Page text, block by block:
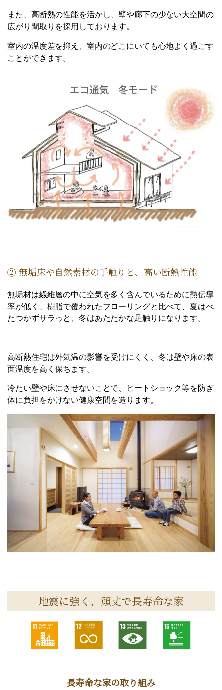
また、高断熱の性能を活かし、壁や廊下の少ない大空間の
広がり間取りを採用しております。
室内の温度差を抑え、室内のどこにいても心地よく過ごす
ことができます。
② 無垢床や自然素材の手触りと、高い断熱性能
無垢材は繊維層の中に空気を多く含んでいるために熱伝導
率が低く、樹脂で覆われたフローリングと比べて、夏はべ
たつかずサラっと、冬はあたたかな足触りになります。
高断熱住宅は外気温の影響を受けにくく、冬は壁や床の表
面温度を高く保ちます。
冷たい壁や床にさせないことで、ヒートショック等を防ぎ
体に負担をかけない健康空間を造ります。
地震に強く、頑丈で長寿命な家
長寿命な家の取り組み